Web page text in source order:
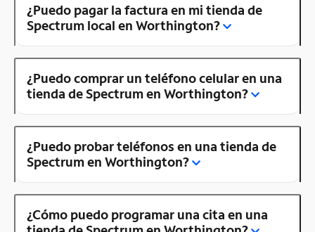
¿Puedo pagar la factura en mi tienda de
Spectrum local en Worthington?
¿Puedo comprar un teléfono celular en una
tienda de Spectrum en Worthington?
¿Puedo probar teléfonos en una tienda de
Spectrum en Worthington?
¿Cómo puedo programar una cita en una